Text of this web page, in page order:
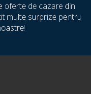
oferte de cazare din
multe surprize pentru